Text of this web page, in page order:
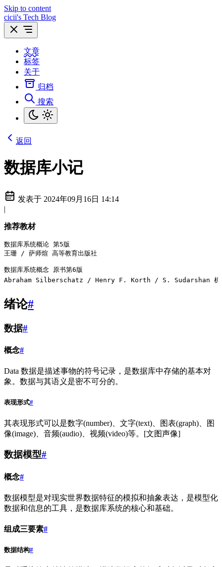
Skip to content
cicii's Tech Blog
文章
标签
关于
归档
搜索
返回
数据库小记
发表于 2024年09月16日 14:14
|
推荐教材
数据库系统概论 第5版
王珊 / 萨师煊 高等教育出版社
数据库系统概念 原书第6版
Abraham Silberschatz / Henry F. Korth / S. Sudarshan 机械
绪论#
数据#
概念#
Data 数据是描述事物的符号记录，是数据库中存储的基本对
象。数据与其语义是密不可分的。
表现形式#
其表现形式可以是数字(number)、文字(text)、图表(graph)、图
像(image)、音频(audio)、视频(video)等。[文图声像]
数据模型#
概念#
数据模型是对现实世界数据特征的模拟和抽象表达，是模型化
数据和信息的工具，是数据库系统的核心和基础。
组成三要素#
数据结构#